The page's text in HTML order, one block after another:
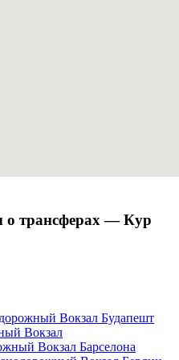
о трансферах — Кур
Вокзал Будапешт
Вокзал
Вокзал Барселона